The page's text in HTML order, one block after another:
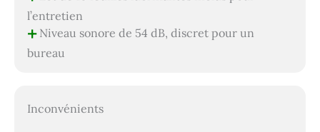
l’entretien
+Niveau sonore de 54 dB, discret pour un
bureau
Inconvénients